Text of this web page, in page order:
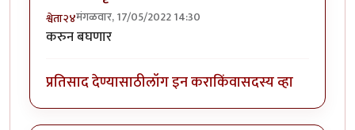
श्वेता२४मंगळवार, 17/05/2022 14:30
करुन बघणार
प्रतिसाद देण्यासाठीलॉग इन कराकिंवासदस्य व्हा